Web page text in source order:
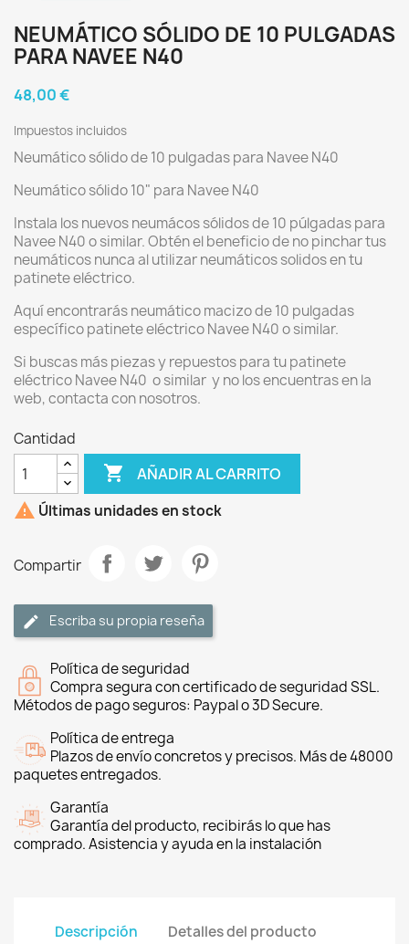
NEUMÁTICO SÓLIDO DE 10 PULGADAS
PARA NAVEE N40
48,00 €
Impuestos incluidos
Neumático sólido de 10 pulgadas para Navee N40
Neumático sólido 10" para Navee N40
Instala los nuevos neumácos sólidos de 10 púlgadas para
Navee N40 o similar. Obtén el beneficio de no pinchar tus
neumáticos nunca al utilizar neumáticos solidos en tu
patinete eléctrico.
Aquí encontrarás neumático macizo de 10 pulgadas
específico patinete eléctrico Navee N40 o similar.
Si buscas más piezas y repuestos para tu patinete
eléctrico Navee N40 o similar y no los encuentras en la
web, contacta con nosotros.
Cantidad
 AÑADIR AL CARRITO
 Últimas unidades en stock
Compartir
Escriba su propia reseña
Política de seguridad
Compra segura con certificado de seguridad SSL.
Métodos de pago seguros: Paypal o 3D Secure.
Política de entrega
Plazos de envío concretos y precisos. Más de 48000
paquetes entregados.
Garantía
Garantía del producto, recibirás lo que has
comprado. Asistencia y ayuda en la instalación
Descripción Detalles del producto